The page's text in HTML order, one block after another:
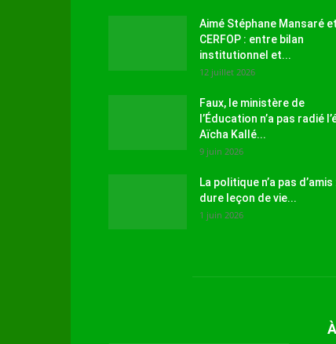
Aimé Stéphane Mansaré
CERFOP : entre bilan
institutionnel et...
12 juillet 2026
Faux, le ministère de
l’Éducation n’a pas radié
Aïcha Kallé...
9 juin 2026
La politique n’a pas d’amis
dure leçon de vie...
1 juin 2026